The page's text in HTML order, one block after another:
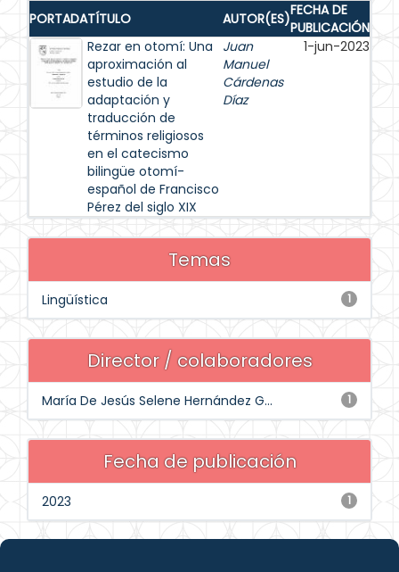
PORTADATÍTULO AUTOR(ES)FECHA DE
PUBLICACIÓN
Rezar en otomí: Una
aproximación al
estudio de la
adaptación y
traducción de
términos religiosos
en el catecismo
bilingüe otomí-
español de Francisco
Pérez del siglo XIX
Juan
Manuel
Cárdenas
Díaz
1-jun-2023
Temas
1
Lingüística
Director / colaboradores
1
María De Jesús Selene Hernández G...
Fecha de publicación
1
2023